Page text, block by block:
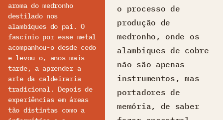
aroma do medronho
destilado nos
alambiques do pai. O
fascínio por esse metal
acompanhou-o desde cedo
e levou-o, anos mais
tarde, a aprender a
arte da caldeiraria
tradicional. Depois de
experiências em áreas
tão distintas como a
o processo de
produção de
medronho, onde os
alambiques de cobre
não são apenas
instrumentos, mas
portadores de
memória, de saber